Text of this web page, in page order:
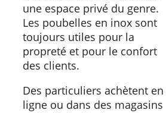
une espace privé du genre.
Les poubelles en inox sont
toujours utiles pour la
propreté et pour le confort
des clients.
Des particuliers achètent en
ligne ou dans des magasins